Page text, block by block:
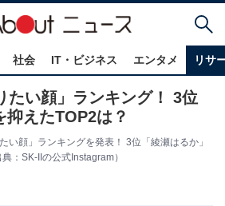
社会 IT・ビジネス エンタメ リサ
たい顔」ランキング！ 3位
抑えたTOP2は？
い顔」ランキングを発表！ 3位「綾瀬はるか」
：SK-IIの公式Instagram）